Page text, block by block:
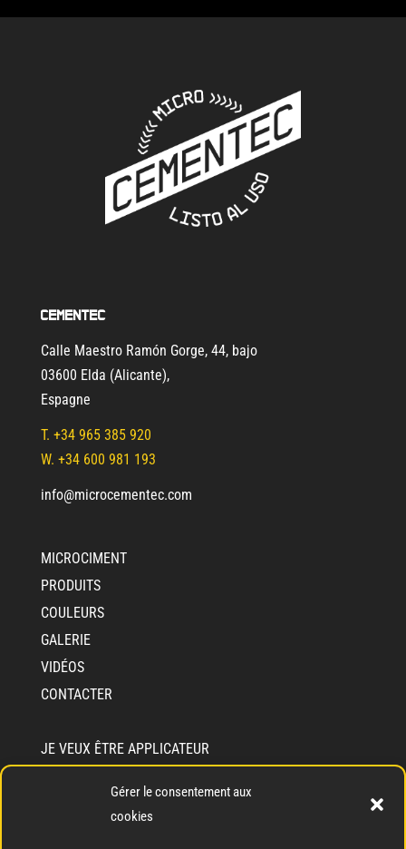
Gérer le consentement aux
cookies
Cementec
Calle Maestro Ramón Gorge, 44, bajo
03600 Elda (Alicante),
Espagne
T. +34 965 385 920
W. +34 600 981 193
info@microcementec.com
MICROCIMENT
PRODUITS
COULEURS
GALERIE
VIDÉOS
CONTACTER
JE VEUX ÊTRE APPLICATEUR